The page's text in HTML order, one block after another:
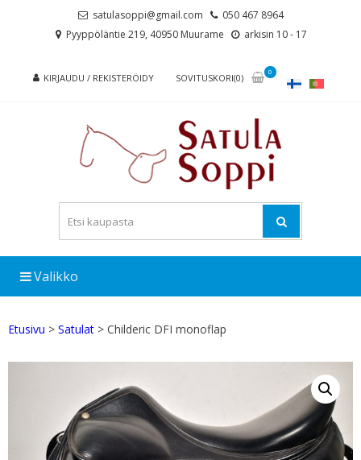
satulasoppi@gmail.com
050 467 8964
Pyyppöläntie 219, 40950 Muurame
arkisin 10 - 17
KIRJAUDU / REKISTERÖIDY SOVITUSKORI(0)
0
Valikko
Etusivu > Satulat > Childeric DFI monoflap